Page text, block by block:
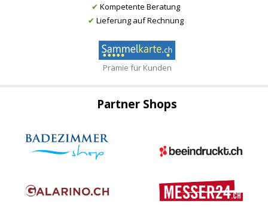
✔ Kompetente Beratung
✔ Lieferung auf Rechnung
Prämie für Kunden
Partner Shops